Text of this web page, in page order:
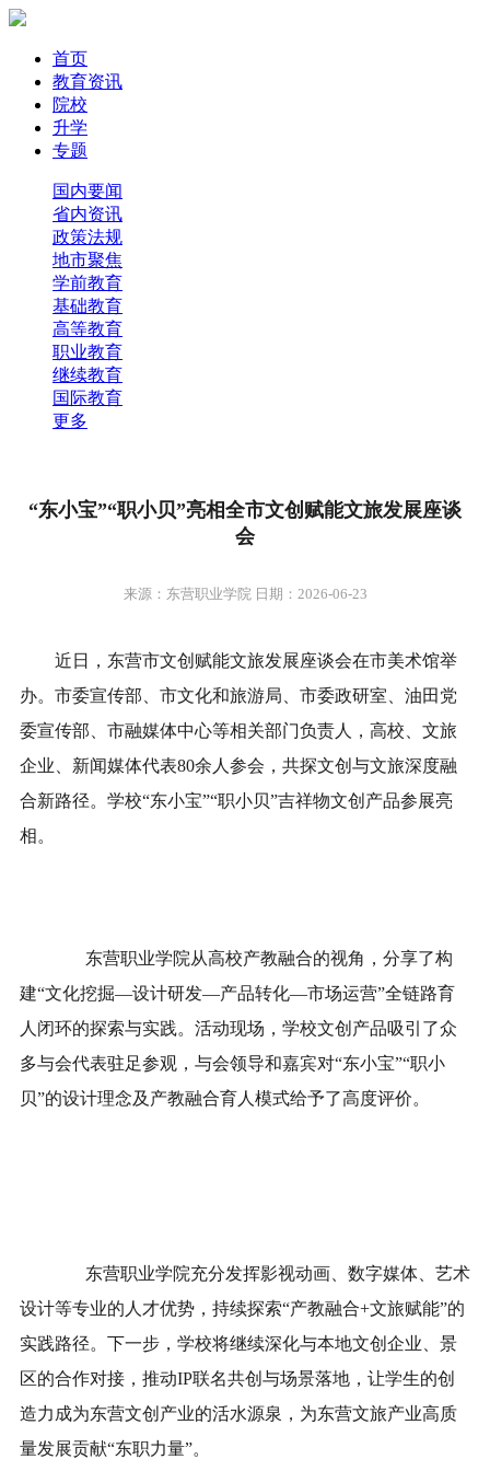
首页
教育资讯
院校
升学
专题
国内要闻
省内资讯
政策法规
地市聚焦
学前教育
基础教育
高等教育
职业教育
继续教育
国际教育
更多
“东小宝”“职小贝”亮相全市文创赋能文旅发展座谈
会
来源：东营职业学院 日期：2026-06-23
近日，东营市文创赋能文旅发展座谈会在市美术馆举
办。市委宣传部、市文化和旅游局、市委政研室、油田党
委宣传部、市融媒体中心等相关部门负责人，高校、文旅
企业、新闻媒体代表80余人参会，共探文创与文旅深度融
合新路径。学校“东小宝”“职小贝”吉祥物文创产品参展亮
相。
东营职业学院从高校产教融合的视角，分享了构
建“文化挖掘—设计研发—产品转化—市场运营”全链路育
人闭环的探索与实践。活动现场，学校文创产品吸引了众
多与会代表驻足参观，与会领导和嘉宾对“东小宝”“职小
贝”的设计理念及产教融合育人模式给予了高度评价。
东营职业学院充分发挥影视动画、数字媒体、艺术
设计等专业的人才优势，持续探索“产教融合+文旅赋能”的
实践路径。下一步，学校将继续深化与本地文创企业、景
区的合作对接，推动IP联名共创与场景落地，让学生的创
造力成为东营文创产业的活水源泉，为东营文旅产业高质
量发展贡献“东职力量”。